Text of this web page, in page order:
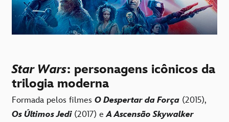
Star Wars: personagens icônicos da
trilogia moderna
Formada pelos filmes O Despertar da Força (2015),
Os Últimos Jedi (2017) eA Ascensão Skywalker